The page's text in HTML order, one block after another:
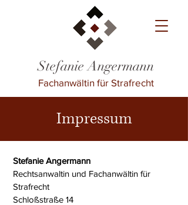
Stefanie Angermann
Fachanwältin für Strafrecht
Impressum
Stefanie Angermann
Rechtsanwaltin und Fachanwältin für
Strafrecht
Schloßstraße 14